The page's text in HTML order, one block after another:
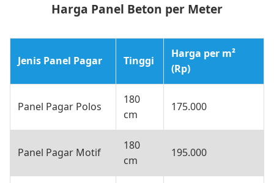
Harga Panel Beton per Meter
Jenis Panel Pagar Tinggi
Harga per m²
(Rp)
Panel Pagar Polos
180
cm
175.000
Panel Pagar Motif
180
cm
195.000